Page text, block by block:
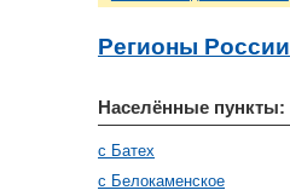
Регионы России
Населённые пункты:
с Батех
с Белокаменское